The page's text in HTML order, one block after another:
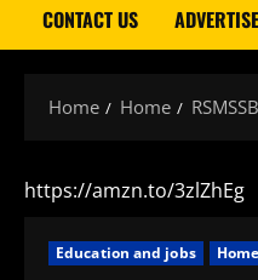
CONTACT US
Home Home
https://amzn.to/3zlZhEg
Education and jobs Home